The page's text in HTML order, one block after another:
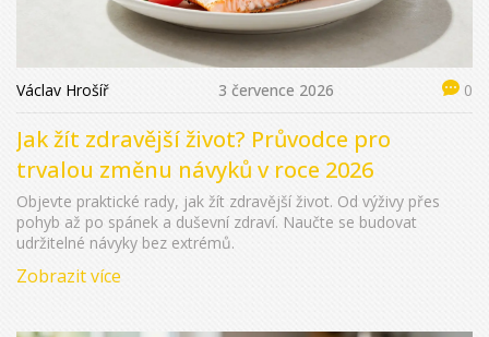
Václav Hrošíř 3 července 2026 0
Jak žít zdravější život? Průvodce pro
trvalou změnu návyků v roce 2026
Objevte praktické rady, jak žít zdravější život. Od výživy přes
pohyb až po spánek a duševní zdraví. Naučte se budovat
udržitelné návyky bez extrémů.
Zobrazit více